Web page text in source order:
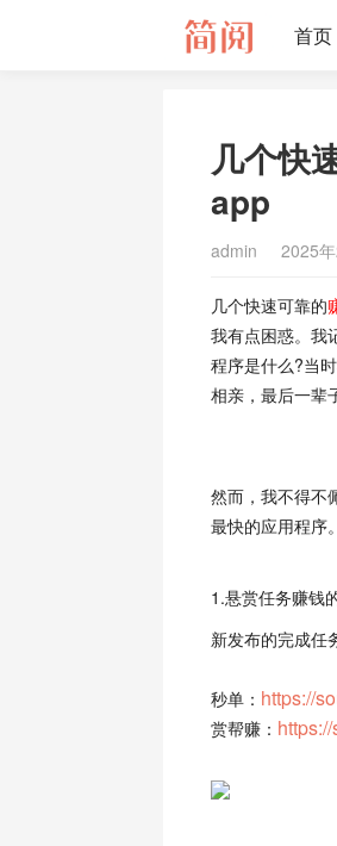
首页
几个快
app
admin 2025
几个快速可靠的
我有点困惑。我
程序是什么?当
相亲，最后一辈
然而，我不得不
最快的应用程序
1.悬赏任务赚钱
新发布的完成任
秒单： https://
赏帮赚：